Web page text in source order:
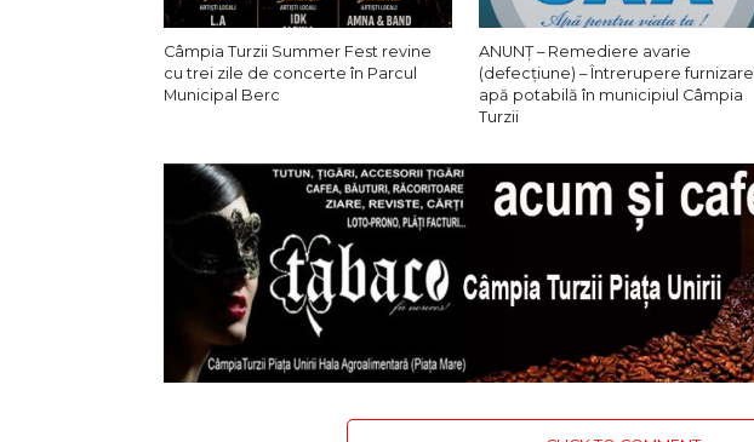
Câmpia Turzii Summer Fest revine
cu trei zile de concerte în Parcul
Municipal Berc
ANUNȚ – Remediere avarie
(defecțiune) – Întrerupere furnizare
apă potabilă în municipiul Câmpia
Turzii